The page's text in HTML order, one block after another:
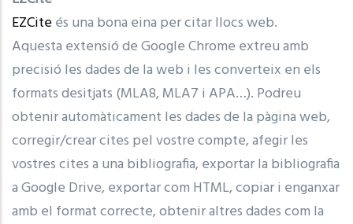
EZCiteés una bona eina per citar llocs web.
Aquesta extensió de Google Chrome extreu amb
precisió les dades de la web i les converteix en els
formats desitjats (MLA8, MLA7 i APA…). Podreu
obtenir automàticament les dades de la pàgina web,
corregir/crear cites pel vostre compte, afegir les
vostres cites a una bibliografia, exportar la bibliografia
a Google Drive, exportar com HTML, copiar i enganxar
amb el format correcte, obtenir altres dades com la